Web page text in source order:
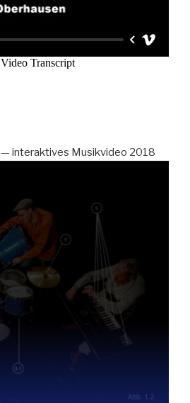
— inter­ak­tives Musikvideo 2018